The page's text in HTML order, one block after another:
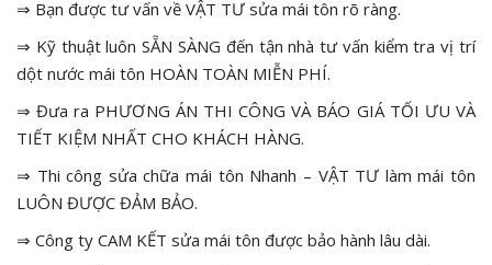
⇒ Bạn được tư vấn về VẬT TƯ sửa mái tôn rõ ràng.
⇒ Kỹ thuật luôn SẴN SÀNG đến tận nhà tư vấn kiểm tra vị trí
dột nước mái tôn HOÀN TOÀN MIỄN PHÍ.
⇒ Đưa ra PHƯƠNG ÁN THI CÔNG VÀ BÁO GIÁ TỐI ƯU VÀ
TIẾT KIỆM NHẤT CHO KHÁCH HÀNG.
⇒ Thi công sửa chữa mái tôn Nhanh – VẬT TƯ làm mái tôn
LUÔN ĐƯỢC ĐẢM BẢO.
⇒ Công ty CAM KẾT sửa mái tôn được bảo hành lâu dài.